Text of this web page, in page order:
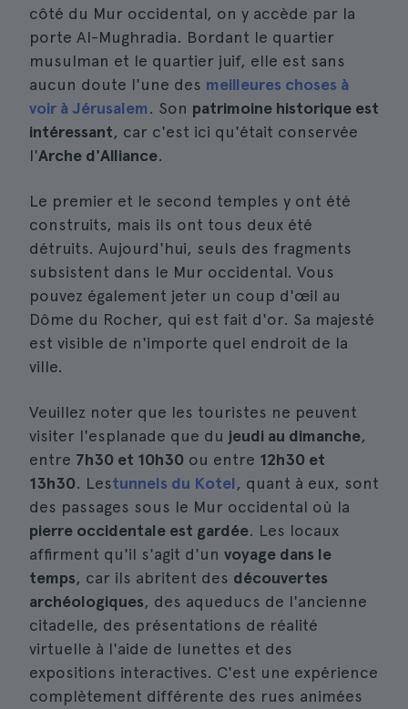
côté du Mur occidental, on y accède par la
porte Al-Mughradia. Bordant le quartier
musulman et le quartier juif, elle est sans
aucun doute l'une des meilleures choses à
voir à Jérusalem. Son patrimoine historique est
intéressant, car c'est ici qu'était conservée
l'Arche d'Alliance.
Le premier et le second temples y ont été
construits, mais ils ont tous deux été
détruits. Aujourd'hui, seuls des fragments
subsistent dans le Mur occidental. Vous
pouvez également jeter un coup d'œil au
Dôme du Rocher, qui est fait d'or. Sa majesté
est visible de n'importe quel endroit de la
ville.
Veuillez noter que les touristes ne peuvent
visiter l'esplanade que du jeudi au dimanche,
entre 7h30 et 10h30 ou entre 12h30 et
13h30. Lestunnels du Kotel, quant à eux, sont
des passages sous le Mur occidental où la
pierre occidentale est gardée. Les locaux
affirment qu'il s'agit d'un voyage dans le
temps, car ils abritent des découvertes
archéologiques, des aqueducs de l'ancienne
citadelle, des présentations de réalité
virtuelle à l'aide de lunettes et des
expositions interactives. C'est une expérience
complètement différente des rues animées